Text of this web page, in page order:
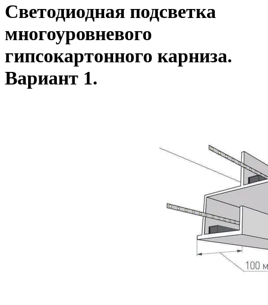
Светодиодная подсветка
многоуровневого
гипсокартонного карниза.
Вариант 1.